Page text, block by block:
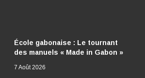
École gabonaise : Le tournant
des manuels « Made in Gabon »
7 Août 2026